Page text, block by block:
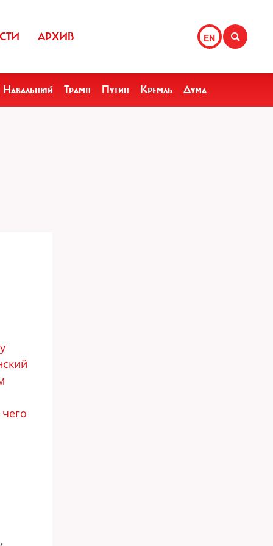
EN
АРХИВ
Навальный Трамп Путин Кремль Дума
чего